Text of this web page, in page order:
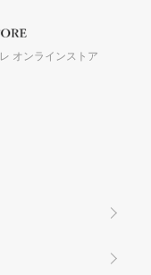
オンラインストア